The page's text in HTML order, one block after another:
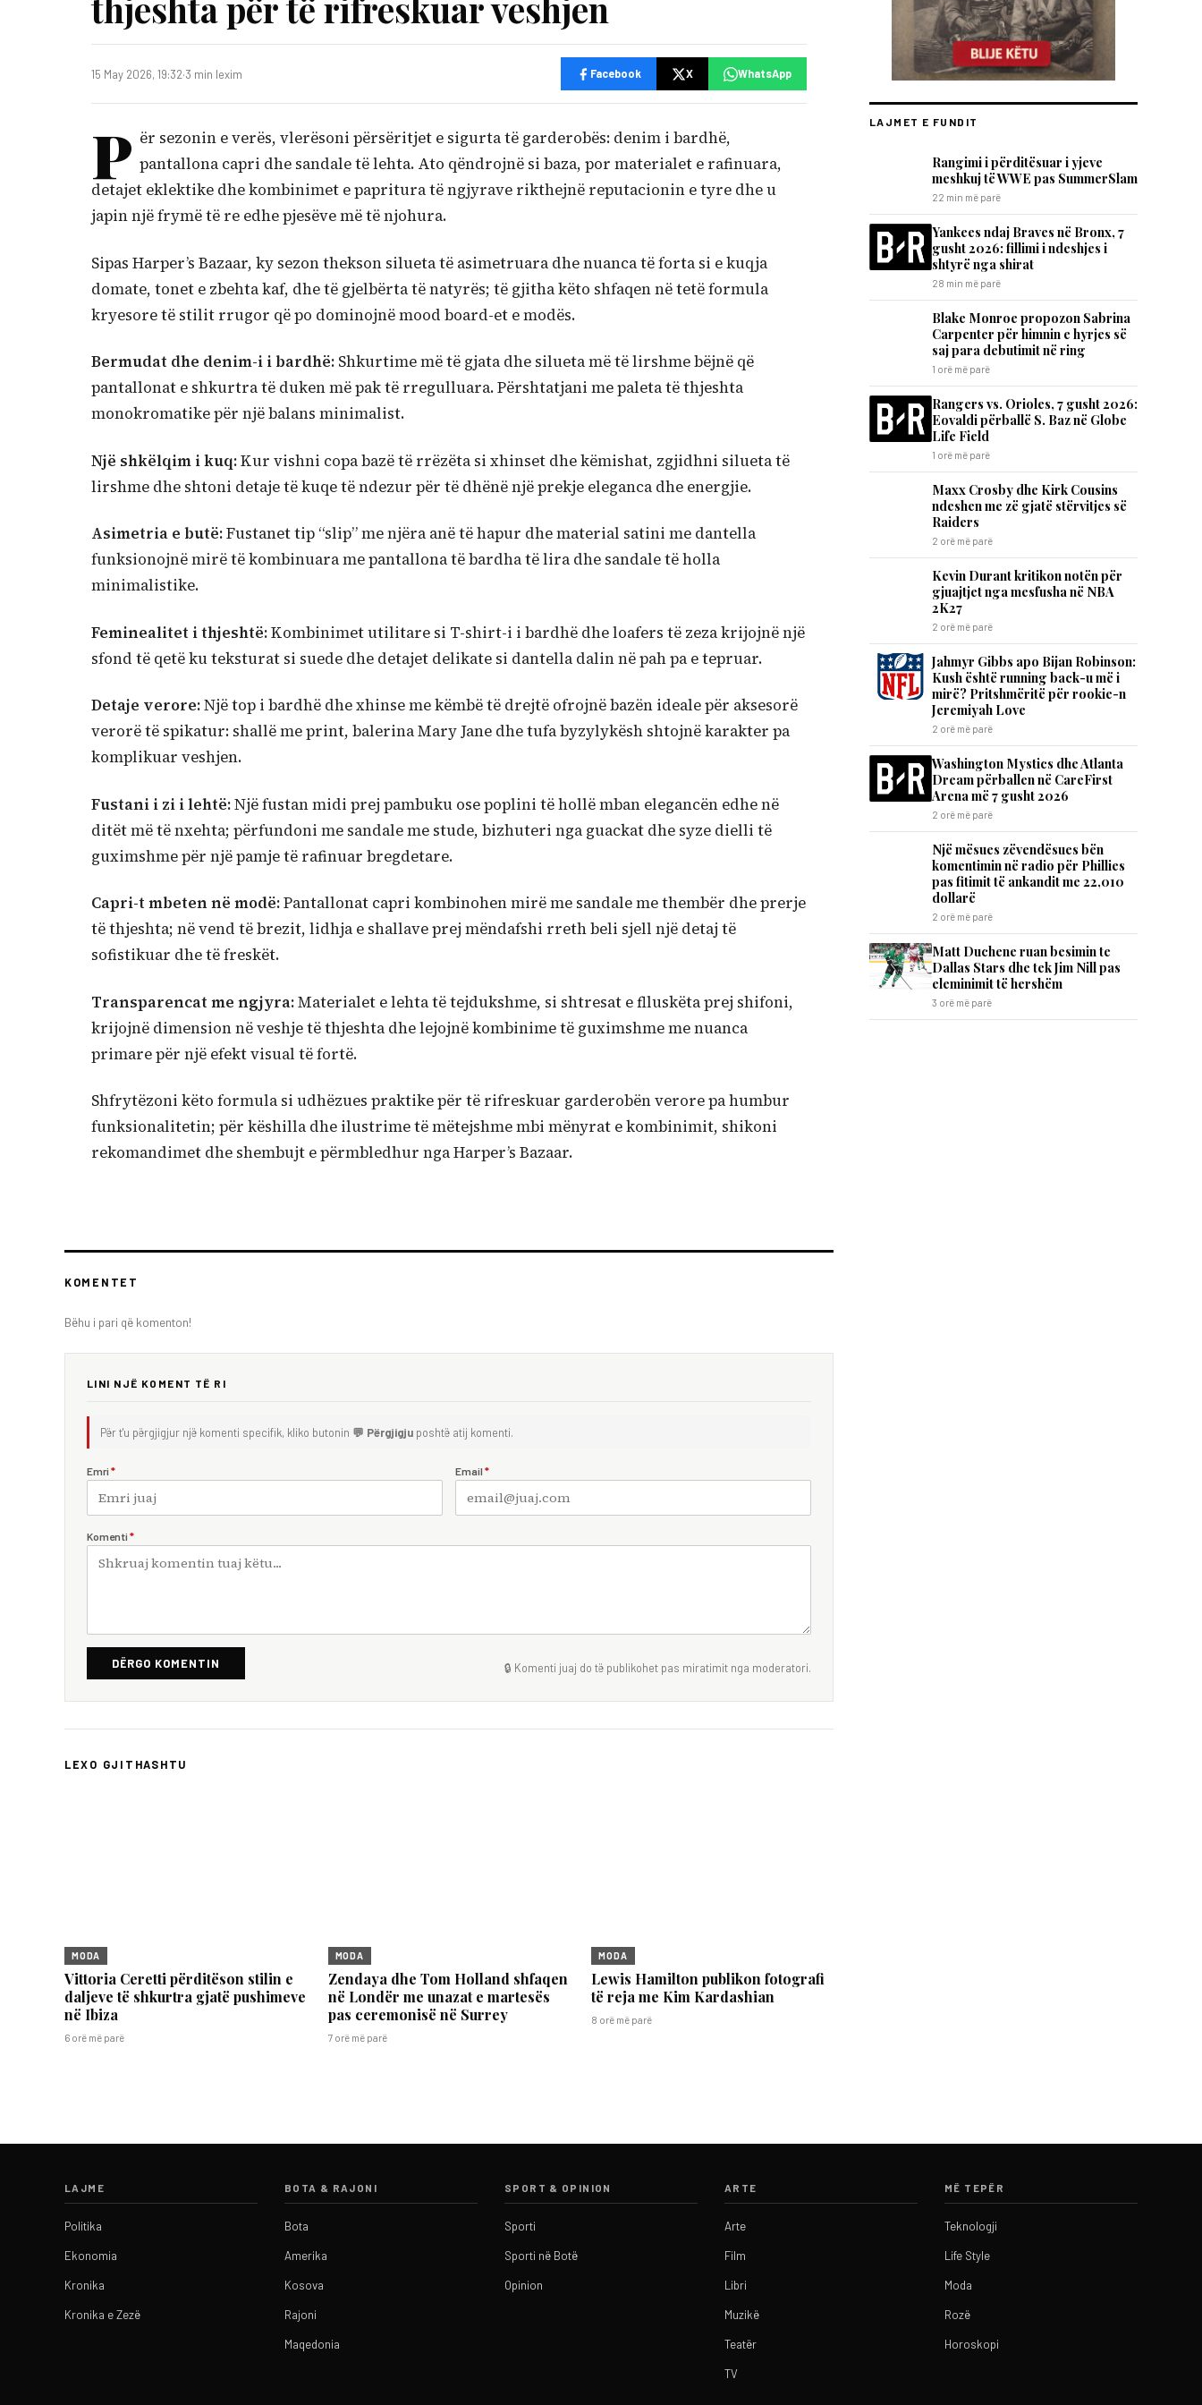
15 May 2026, 19:32·3 min lexim Facebook X WhatsApp
P ër sezonin e verës, vlerësoni përsëritjet e sigurta të garderobës: denim i bardhë,
pantallona capri dhe sandale të lehta. Ato qëndrojnë si baza, por materialet e rafinuara,
detajet eklektike dhe kombinimet e papritura të ngjyrave rikthejnë reputacionin e tyre dhe u
japin një frymë të re edhe pjesëve më të njohura.
Sipas Harper’s Bazaar, ky sezon thekson silueta të asimetruara dhe nuanca të forta si e kuqja
domate, tonet e zbehta kaf, dhe të gjelbërta të natyrës; të gjitha këto shfaqen në tetë formula
kryesore të stilit rrugor që po dominojnë mood board-et e modës.
Bermudat dhe denim-i i bardhë: Shkurtime më të gjata dhe silueta më të lirshme bëjnë që
pantallonat e shkurtra të duken më pak të rregulluara. Përshtatjani me paleta të thjeshta
monokromatike për një balans minimalist.
Një shkëlqim i kuq:Kur vishni copa bazë të rrëzëta si xhinset dhe këmishat, zgjidhni silueta të
lirshme dhe shtoni detaje të kuqe të ndezur për të dhënë një prekje eleganca dhe energjie.
Asimetria e butë:Fustanet tip “slip” me njëra anë të hapur dhe material satini me dantella
funksionojnë mirë të kombinuara me pantallona të bardha të lira dhe sandale të holla
minimalistike.
Feminealitet i thjeshtë:Kombinimet utilitare si T-shirt-i i bardhë dhe loafers të zeza krijojnë një
sfond të qetë ku teksturat si suede dhe detajet delikate si dantella dalin në pah pa e tepruar.
Detaje verore:Një top i bardhë dhe xhinse me këmbë të drejtë ofrojnë bazën ideale për aksesorë
verorë të spikatur: shallë me print, balerina Mary Jane dhe tufa byzylykësh shtojnë karakter pa
komplikuar veshjen.
Fustani i zi i lehtë:Një fustan midi prej pambuku ose poplini të hollë mban elegancën edhe në
ditët më të nxehta; përfundoni me sandale me stude, bizhuteri nga guackat dhe syze dielli të
guximshme për një pamje të rafinuar bregdetare.
Capri-t mbeten në modë:Pantallonat capri kombinohen mirë me sandale me thembër dhe prerje
të thjeshta; në vend të brezit, lidhja e shallave prej mëndafshi rreth beli sjell një detaj të
sofistikuar dhe të freskët.
Transparencat me ngjyra:Materialet e lehta të tejdukshme, si shtresat e flluskëta prej shifoni,
krijojnë dimension në veshje të thjeshta dhe lejojnë kombinime të guximshme me nuanca
primare për një efekt visual të fortë.
Shfrytëzoni këto formula si udhëzues praktike për të rifreskuar garderobën verore pa humbur
funksionalitetin; për këshilla dhe ilustrime të mëtejshme mbi mënyrat e kombinimit, shikoni
rekomandimet dhe shembujt e përmbledhur nga Harper’s Bazaar.
KOMENTET
Bëhu i pari që komenton!
LINI NJË KOMENT TË RI
Për t'u përgjigjur një komenti specifik, kliko butonin 💬 Përgjigju poshtë atij komenti.
Emri * Email *
Komenti *
DËRGO KOMENTIN 🔒 Komenti juaj do të publikohet pas miratimit nga moderatori.
LEXO GJITHASHTU
MODA
Vittoria Ceretti përditëson stilin e
daljeve të shkurtra gjatë pushimeve
në Ibiza
6 orë më parë
MODA
Zendaya dhe Tom Holland shfaqen
në Londër me unazat e martesës
pas ceremonisë në Surrey
7 orë më parë
MODA
Lewis Hamilton publikon fotografi
të reja me Kim Kardashian
8 orë më parë
LAJMET E FUNDIT
Rangimi i përditësuar i yjeve
meshkuj të WWE pas SummerSlam
22 min më parë
Yankees ndaj Braves në Bronx, 7
gusht 2026: fillimi i ndeshjes i
shtyrë nga shirat
28 min më parë
Blake Monroe propozon Sabrina
Carpenter për himnin e hyrjes së
saj para debutimit në ring
1 orë më parë
Rangers vs. Orioles, 7 gusht 2026:
Eovaldi përballë S. Baz në Globe
Life Field
1 orë më parë
Maxx Crosby dhe Kirk Cousins
ndeshen me zë gjatë stërvitjes së
Raiders
2 orë më parë
Kevin Durant kritikon notën për
gjuajtjet nga mesfusha në NBA
2K27
2 orë më parë
Jahmyr Gibbs apo Bijan Robinson:
Kush është running back-u më i
mirë? Pritshmëritë për rookie-n
Jeremiyah Love
2 orë më parë
Washington Mystics dhe Atlanta
Dream përballen në CareFirst
Arena më 7 gusht 2026
2 orë më parë
Një mësues zëvendësues bën
komentimin në radio për Phillies
pas fitimit të ankandit me 22,010
dollarë
2 orë më parë
Matt Duchene ruan besimin te
Dallas Stars dhe tek Jim Nill pas
eleminimit të hershëm
3 orë më parë
LAJME
Politika
Ekonomia
Kronika
Kronika e Zezë
BOTA & RAJONI
Bota
Amerika
Kosova
Rajoni
Maqedonia
SPORT & OPINION
Sporti
Sporti në Botë
Opinion
ARTE
Arte
Film
Libri
Muzikë
Teatër
TV
MË TEPËR
Teknologji
Life Style
Moda
Rozë
Horoskopi